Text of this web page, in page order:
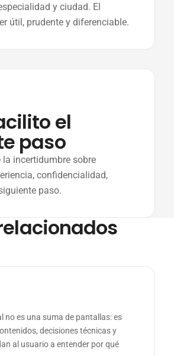
y ciudad. El
útil, prudente y diferenciable.
el
paso
la incertidumbre sobre
confidencialidad,
paso.
no es una suma de pantallas: es
decisiones técnicas y
al usuario a entender por qué